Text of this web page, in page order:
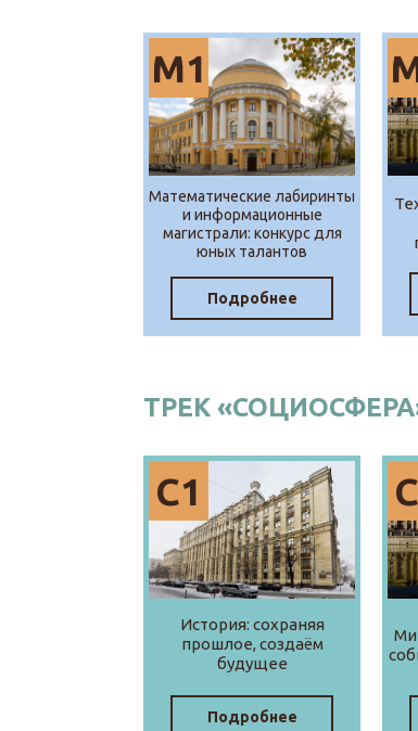
Математические лабиринты
и информационные
магистрали: конкурс для
юных талантов
Подробнее
М1
ТРЕК
История: сохраняя
прошлое, создаём
будущее
Подробнее
С1